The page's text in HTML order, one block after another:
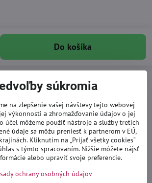
Do košíka
súkromia
na zlepšenie vašej návštevy tejto webovej
výkonnosti a zhromažďovanie údajov o jej
účel môžeme použiť nástroje a služby tretích
údaje sa môžu preniesť k partnerom v EÚ,
Kliknutím na „Prijať všetky cookies“
s týmto spracovaním. Nižšie môžete nájsť
alebo upraviť svoje preferencie.
ochrany osobných údajov